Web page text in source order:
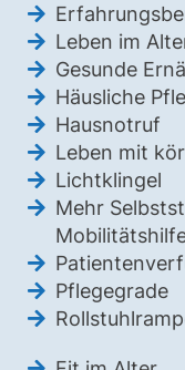
Leben im
Gesunde
Häusliche
Hausnotruf
Leben mit
Lichtklingel
Mehr
Pflegegrade